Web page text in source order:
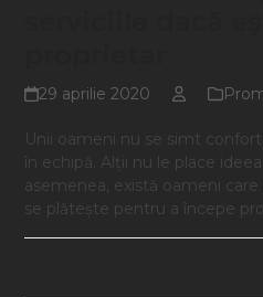
29 aprilie 2020
Unii oameni nu se simt
în echipă. Alții nu le place
asemenea, există oameni
se plătește pentru a începe